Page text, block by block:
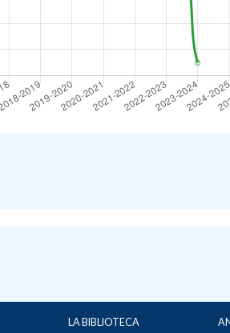
LA BIBLIOTECA